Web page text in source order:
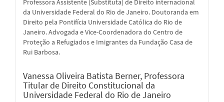
Professora Assistente (Substituta) de Direito internacional
da Universidade Federal do Rio de Janeiro. Doutoranda em
Direito pela Pontifícia Universidade Católica do Rio de
Janeiro. Advogada e Vice-Coordenadora do Centro de
Proteção a Refugiados e Imigrantes da Fundação Casa de
Rui Barbosa.
Vanessa Oliveira Batista Berner, Professora
Titular de Direito Constitucional da
Universidade Federal do Rio de Janeiro